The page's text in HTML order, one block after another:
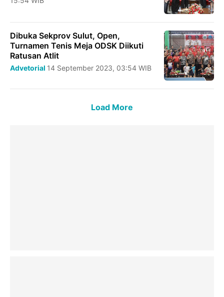
Dibuka Sekprov Sulut, Open,
Turnamen Tenis Meja ODSK Diikuti
Ratusan Atlit
Advetorial 14 September 2023, 03:54 WIB
Load More